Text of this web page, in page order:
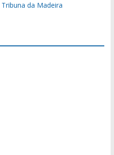
da Madeira